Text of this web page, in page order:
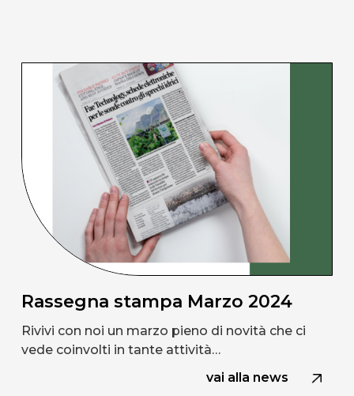
Rassegna stampa Marzo 2024
Rivivi con noi un marzo pieno di novità che ci
vede coinvolti in tante attività…
vai alla news